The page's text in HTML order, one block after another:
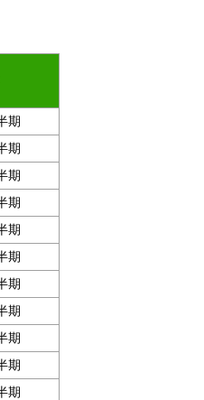
期
期
期
期
期
期
期
期
期
期
期